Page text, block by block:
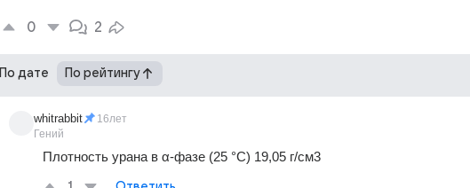
0 2
По дате По рейтингу
whitrabbit
Гений
16лет
Плотность урана в α-фазе (25 °С) 19,05 г/см3